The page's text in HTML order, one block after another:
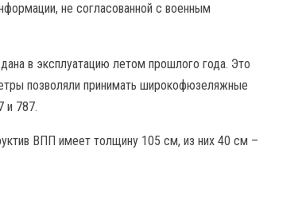
не согласованной с военным
в эксплуатацию летом прошлого года. Это
позволяли принимать широкофюзеляжные
и 787.
ВПП имеет толщину 105 см, из них 40 см –